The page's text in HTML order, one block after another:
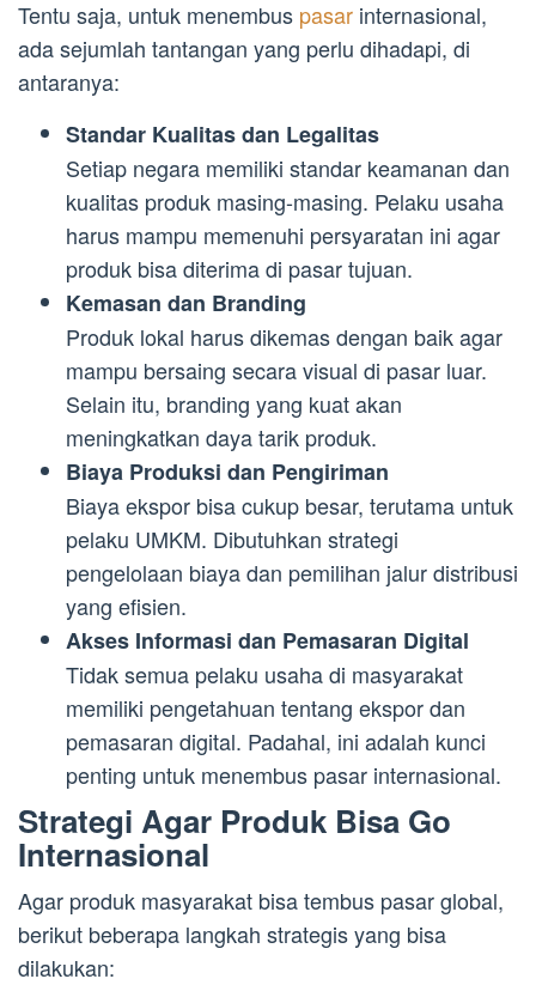
Tentu saja, untuk menembus pasar internasional,
ada sejumlah tantangan yang perlu dihadapi, di
antaranya:
Standar Kualitas dan Legalitas
Setiap negara memiliki standar keamanan dan
kualitas produk masing-masing. Pelaku usaha
harus mampu memenuhi persyaratan ini agar
produk bisa diterima di pasar tujuan.
Kemasan dan Branding
Produk lokal harus dikemas dengan baik agar
mampu bersaing secara visual di pasar luar.
Selain itu, branding yang kuat akan
meningkatkan daya tarik produk.
Biaya Produksi dan Pengiriman
Biaya ekspor bisa cukup besar, terutama untuk
pelaku UMKM. Dibutuhkan strategi
pengelolaan biaya dan pemilihan jalur distribusi
yang efisien.
Akses Informasi dan Pemasaran Digital
Tidak semua pelaku usaha di masyarakat
memiliki pengetahuan tentang ekspor dan
pemasaran digital. Padahal, ini adalah kunci
penting untuk menembus pasar internasional.
Strategi Agar Produk Bisa Go
Internasional
Agar produk masyarakat bisa tembus pasar global,
berikut beberapa langkah strategis yang bisa
dilakukan: